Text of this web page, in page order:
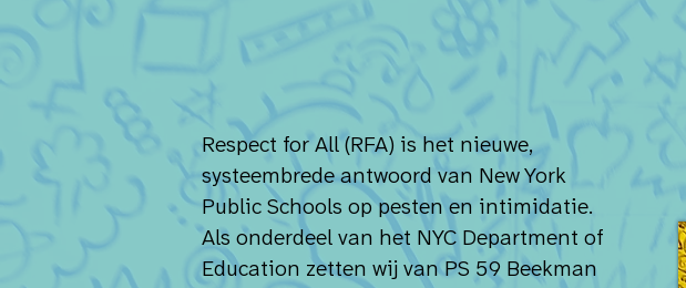
Respect for All (RFA) is het nieuwe,
systeembrede antwoord van New York
Public Schools op pesten en intimidatie.
Als onderdeel van het NYC Department of
Education zetten wij van PS 59 Beekman